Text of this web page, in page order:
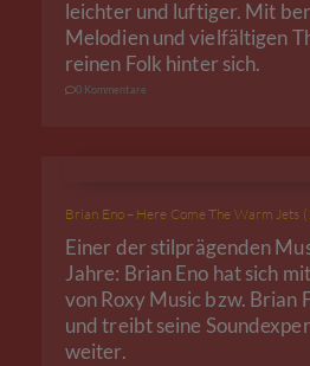
leichter und luftiger. Mit
Melodien und vielfältigen
reinen Folk hinter sich.
0 Kommentare
Brian Eno – Here Come The Warm Jets
Einer der stilprägenden
Jahre: Brian Eno hat sich
von Roxy Music bzw. Brian
und treibt seine
weiter.